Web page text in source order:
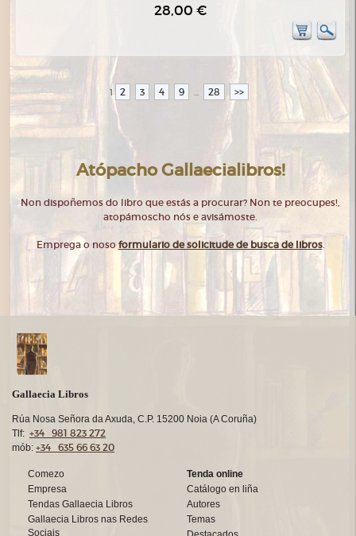
28,00 €
1 2 3 4 9 ... 28 >>
Atópacho Gallaecialibros!
Non dispoñemos do libro que estás a procurar? Non te preocupes!,
atopámoscho nós e avisámoste.
Emprega o nosoformulario de solicitude de busca de libros.
Gallaecia Libros
Rúa Nosa Señora da Axuda, C.P. 15200 Noia (A Coruña)
Tlf: +34 981 823 272
mób: +34 635 66 63 20
Comezo
Empresa
Tendas Gallaecia Libros
Gallaecia Libros nas Redes
Tenda online
Catálogo en liña
Autores
Temas